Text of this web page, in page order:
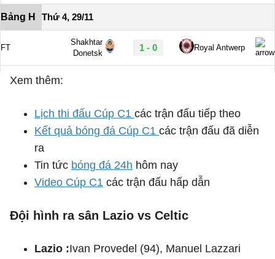
Xem thêm:
Lịch thi đấu Cúp C1 các trận đấu tiếp theo
Kết quả bóng đá Cúp C1 các trận đấu đã diễn
ra
Tin tức bóng đá 24h hôm nay
Video Cúp C1 các trận đấu hấp dẫn
Đội hình ra sân Lazio vs Celtic
Lazio :Ivan Provedel (94), Manuel Lazzari